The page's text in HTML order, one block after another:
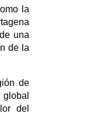
la
una
de la
de
del